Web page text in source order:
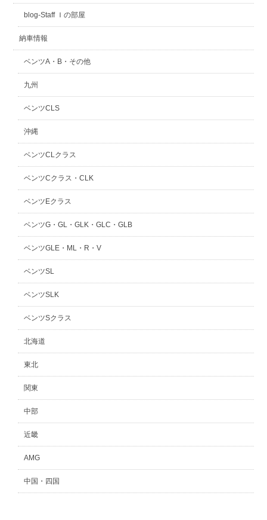
blog-Staff Ｉの部屋
納車情報
ベンツA・B・その他
九州
ベンツCLS
沖縄
ベンツCLクラス
ベンツCクラス・CLK
ベンツEクラス
ベンツG・GL・GLK・GLC・GLB
ベンツGLE・ML・R・V
ベンツSL
ベンツSLK
ベンツSクラス
北海道
東北
関東
中部
近畿
AMG
中国・四国